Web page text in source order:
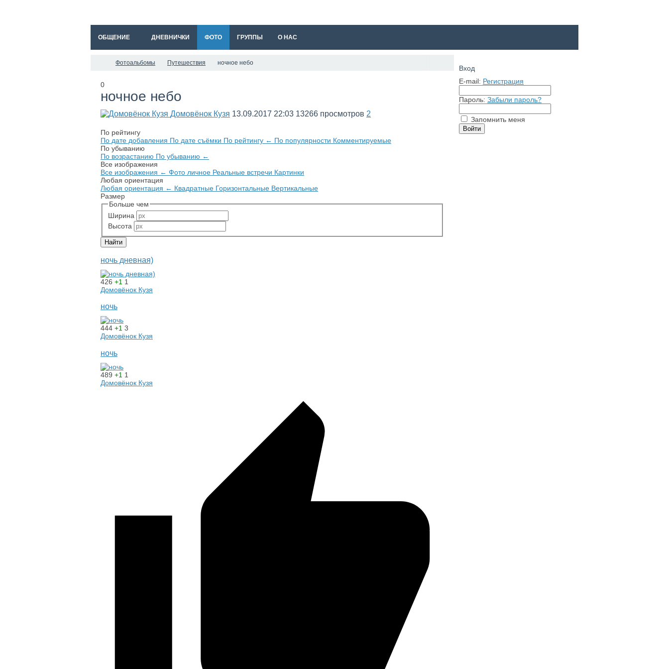
ОБЩЕНИЕ ДНЕВНИЧКИ ФОТО ГРУППЫ О НАС
Фотоальбомы Путешествия ночное небо
0
ночное небо
Домовёнок Кузя 13.09.2017 22:03 13266 просмотров 2
По рейтингу
По дате добавления По дате съёмки По рейтингу ← По популярности Комментируемые
По убыванию
По возрастанию По убыванию ←
Все изображения
Все изображения ← Фото личное Реальные встречи Картинки
Любая ориентация
Любая ориентация ← Квадратные Горизонтальные Вертикальные
Размер
Больше чем
Ширина
Высота
ночь дневная)
426 +1 1
Домовёнок Кузя
ночь
444 +1 3
Домовёнок Кузя
ночь
489 +1 1
Домовёнок Кузя
Вход
E-mail: Регистрация
Пароль: Забыли пароль?
Запомнить меня